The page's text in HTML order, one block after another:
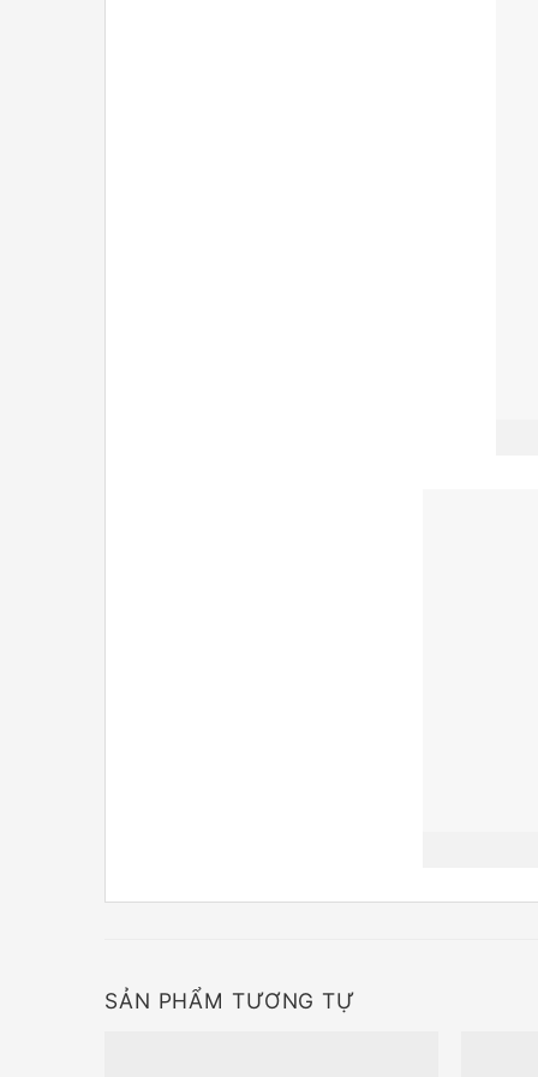
SẢN PHẨM TƯƠNG TỰ